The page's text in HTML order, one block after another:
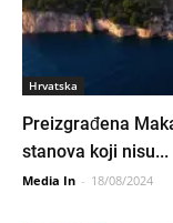
Hrvatska
Preizgrađena
stanova koji nisu...
Media In - 18/08/2024